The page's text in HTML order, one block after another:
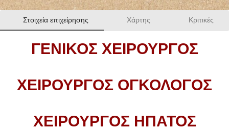
Στοιχεία επιχείρησης Χάρτης Κριτικές
ΓΕΝΙΚΟΣ ΧΕΙΡΟΥΡΓΟΣ
ΧΕΙΡΟΥΡΓΟΣ ΟΓΚΟΛΟΓΟΣ
ΧΕΙΡΟΥΡΓΟΣ ΗΠΑΤΟΣ